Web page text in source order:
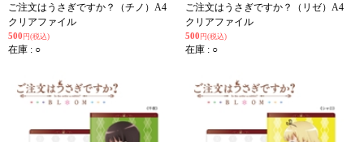
ご注文はうさぎですか？（チノ）A4
クリアファイル
500 円(税込)
在庫 : ○
ご注文はうさぎですか？（リゼ）A4
クリアファイル
500 円(税込)
在庫 : ○